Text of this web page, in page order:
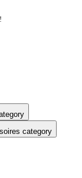
category